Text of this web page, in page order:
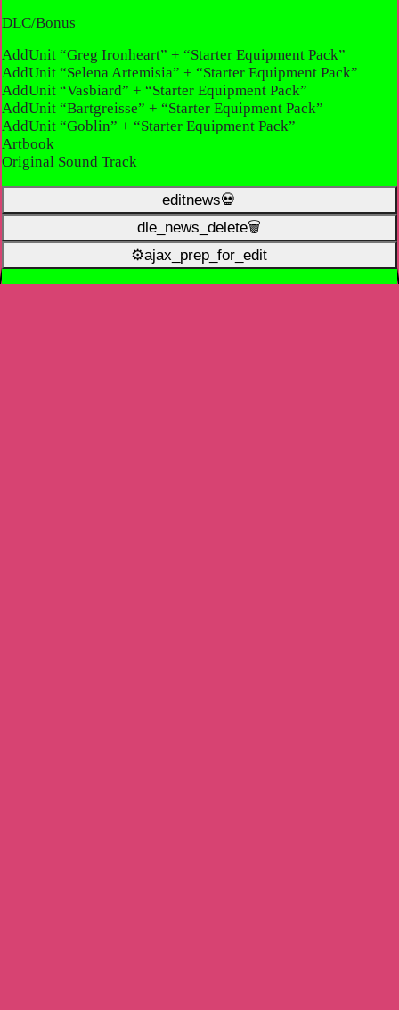
DLC/Bonus
AddUnit “Greg Ironheart” + “Starter Equipment Pack”
AddUnit “Selena Artemisia” + “Starter Equipment Pack”
AddUnit “Vasbiard” + “Starter Equipment Pack”
AddUnit “Bartgreisse” + “Starter Equipment Pack”
AddUnit “Goblin” + “Starter Equipment Pack”
Artbook
Original Sound Track
editnews💀
dle_news_delete🗑️
⚙ajax_prep_for_edit️